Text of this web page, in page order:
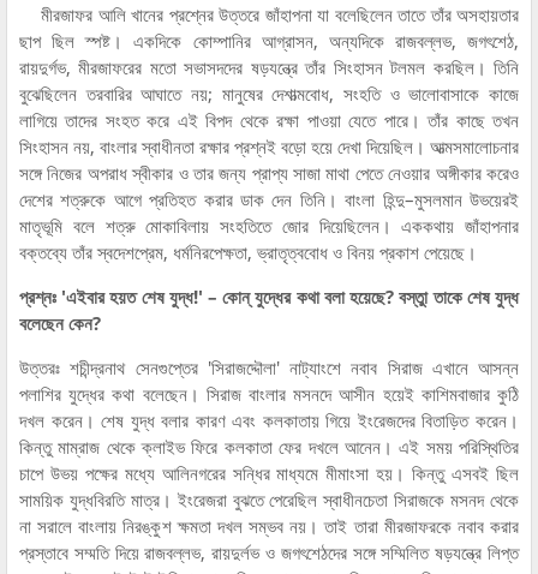
মীরজাফর আলি খানের প্রশ্নের উত্তরে জাঁহাপনা যা বলেছিলেন তাতে তাঁর অসহায়তার
ছাপ ছিল স্পষ্ট। একদিকে কোম্পানির আগ্রাসন, অন্যদিকে রাজবল্লভ, জগৎশেঠ,
রায়দুর্গভ, মীরজাফরের মতো সভাসদদের ষড়যন্ত্রে তাঁর সিংহাসন টলমল করছিল। তিনি
বুঝেছিলেন তরবারির আঘাতে নয়; মানুষের দেশাত্মবোধ, সংহতি ও ভালোবাসাকে কাজে
লাগিয়ে তাদের সংহত করে এই বিপদ থেকে রক্ষা পাওয়া যেতে পারে। তাঁর কাছে তখন
সিংহাসন নয়, বাংলার স্বাধীনতা রক্ষার প্রশ্নই বড়ো হয়ে দেখা দিয়েছিল। আত্মসমালোচনার
সঙ্গে নিজের অপরাধ স্বীকার ও তার জন্য প্রাপ্য সাজা মাথা পেতে নেওয়ার অঙ্গীকার করেও
দেশের শত্রুকে আগে প্রতিহত করার ডাক দেন তিনি। বাংলা হিন্দু–মুসলমান উভয়েরই
মাতৃভূমি বলে শত্রু মোকাবিলায় সংহতিতে জোর দিয়েছিলেন। এককথায় জাঁহাপনার
বক্তব্যে তাঁর স্বদেশপ্রেম, ধর্মনিরপেক্ষতা, ভ্রাতৃত্ববোধ ও বিনয় প্রকাশ পেয়েছে।
প্রশ্নঃ 'এইবার হয়ত শেষ যুদ্ধ!' – কোন্ যুদ্ধের কথা বলা হয়েছে? বস্তুা তাকে শেষ যুদ্ধ
বলেছেন কেন?
উত্তরঃ শচীন্দ্রনাথ সেনগুপ্তের 'সিরাজদ্দৌলা' নাট্যাংশে নবাব সিরাজ এখানে আসন্ন
পলাশির যুদ্ধের কথা বলেছেন। সিরাজ বাংলার মসনদে আসীন হয়েই কাশিমবাজার কুঠি
দখল করেন। শেষ যুদ্ধ বলার কারণ এবং কলকাতায় গিয়ে ইংরেজদের বিতাড়িত করেন।
কিন্তু মাম্রাজ থেকে ক্লাইভ ফিরে কলকাতা ফের দখলে আনেন। এই সময় পরিস্থিতির
চাপে উভয় পক্ষের মধ্যে আলিনগরের সন্ধির মাধ্যমে মীমাংসা হয়। কিন্তু এসবই ছিল
সাময়িক যুদ্ধবিরতি মাত্র। ইংরেজরা বুঝতে পেরেছিল স্বাধীনচেতা সিরাজকে মসনদ থেকে
না সরালে বাংলায় নিরঙ্কুশ ক্ষমতা দখল সম্ভব নয়। তাই তারা মীরজাফরকে নবাব করার
প্রস্তাবে সম্মতি দিয়ে রাজবল্লভ, রায়দুর্লভ ও জগৎশেঠদের সঙ্গে সম্মিলিত ষড়যন্ত্রে লিপ্ত